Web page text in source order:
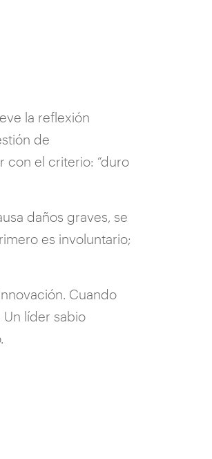
la reflexión
de
con el criterio: “duro
daños graves, se
es involuntario;
Cuando
líder sabio